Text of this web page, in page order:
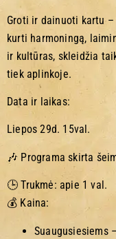
Groti ir dainuoti kartu
kurti harmoningą,
ir kultūras, skleidžia
tiek aplinkoje.
Data ir laikas:
Liepos 29d. 15val.
🎶 Programa skirta
🕒 Trukmė: apie 1 val.
💰 Kaina:
Suaugusiesiems